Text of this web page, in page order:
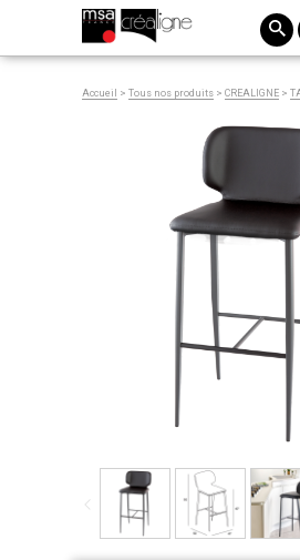
Accueil > Tous nos produits > CREALIGNE >